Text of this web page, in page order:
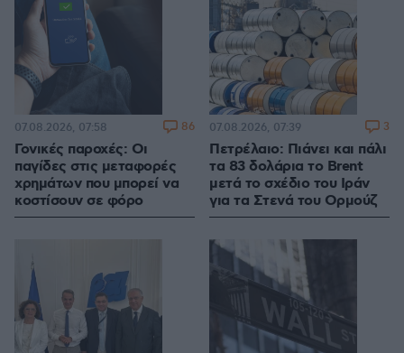
Γονικές παροχές: Οι
παγίδες στις μεταφορές
χρημάτων που μπορεί να
κοστίσουν σε φόρο
07.08.2026, 07:58 86
Πετρέλαιο: Πιάνει και πάλι
τα 83 δολάρια το Brent
μετά το σχέδιο του Ιράν
για τα Στενά του Ορμούζ
07.08.2026, 07:39 3